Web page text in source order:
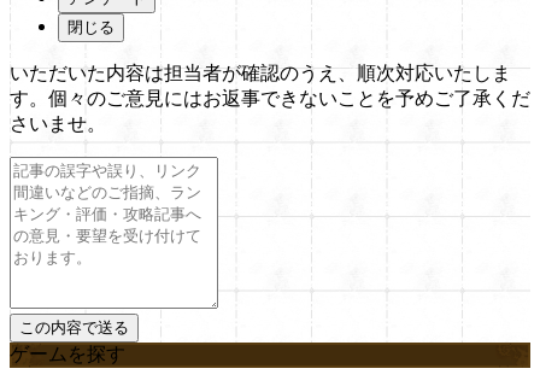
閉じる
いただいた内容は担当者が確認のうえ、順次対応いたしま
す。個々のご意見にはお返事できないことを予めご了承くだ
さいませ。
ゲームを探す